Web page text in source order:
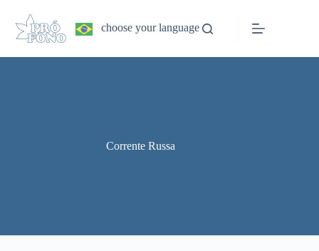
conteúdo
choose your language
Corrente Russa